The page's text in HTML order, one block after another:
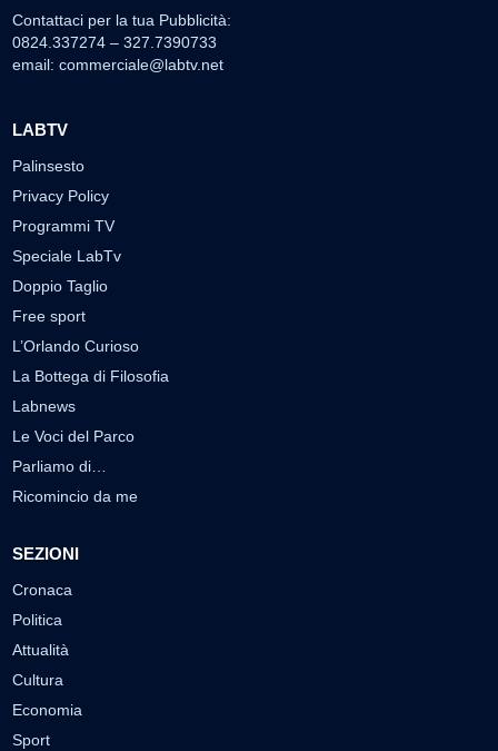
Contattaci per la tua Pubblicità:
0824.337274 – 327.7390733
email: commerciale@labtv.net
LABTV
Palinsesto
Privacy Policy
Programmi TV
Speciale LabTv
Doppio Taglio
Free sport
L’Orlando Curioso
La Bottega di Filosofia
Labnews
Le Voci del Parco
Parliamo di…
Ricomincio da me
SEZIONI
Cronaca
Politica
Attualità
Cultura
Economia
Sport